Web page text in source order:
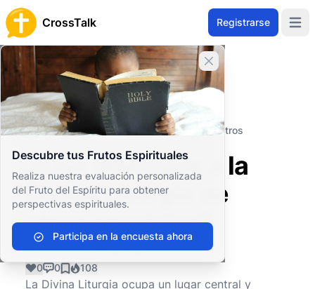
CrossTalk Registrarse
Cerrar banner
Descubre tus Frutos Espirituales
Realiza nuestra evaluación personalizada
del Fruto del Espíritu para obtener
perspectivas espirituales.
Participa en la encuesta ahora
Inicio
Archivo de Preguntas
Conceptos Teológicos
Prácticas Sagradas
¿Qué distingue a la Divina Liturgia de otros
¿Qué distingue a la
Divina Liturgia de
otros servicios?
0 0 108
La Divina Liturgia ocupa un lugar central y